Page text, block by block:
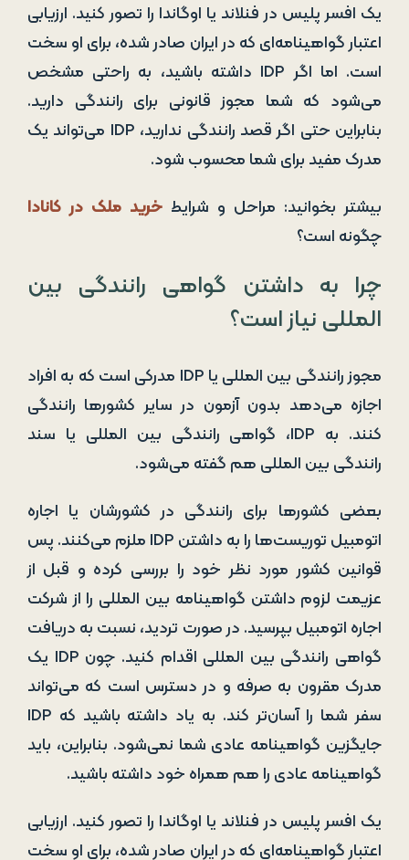
یک افسر پلیس در فنلاند یا اوگاندا را تصور کنید. ارزیابی
اعتبار گواهینامه‌ای که در ایران صادر شده، برای او سخت
است. اما اگر IDP داشته باشید، به راحتی مشخص
می‌شود که شما مجوز قانونی برای رانندگی دارید.
بنابراین حتی اگر قصد رانندگی ندارید، IDP می‌تواند یک
مدرک مفید برای شما محسوب شود.
بیشتر بخوانید: مراحل و شرایط خرید ملک در کانادا
چگونه است؟
چرا به داشتن گواهی رانندگی بین
المللی نیاز است؟
مجوز رانندگی بین المللی یا IDP مدرکی است که به افراد
اجازه می‌دهد بدون آزمون در سایر کشورها رانندگی
کنند. به IDP، گواهی رانندگی بین المللی یا سند
رانندگی بین المللی هم گفته می‌شود.
بعضی کشورها برای رانندگی در کشورشان یا اجاره
اتومبیل توریست‌ها را به داشتن IDP ملزم می‌کنند. پس
قوانین کشور مورد نظر خود را بررسی کرده و قبل از
عزیمت لزوم داشتن گواهینامه بین المللی را از شرکت‌
اجاره اتومبیل بپرسید. در صورت تردید، نسبت به دریافت
گواهی رانندگی بین المللی اقدام کنید. چون IDP یک
مدرک مقرون به صرفه و در دسترس است که می‌تواند
سفر شما را آسان‌تر کند. به یاد داشته باشید که IDP
جایگزین گواهینامه عادی شما نمی‌شود. بنابراین، باید
گواهینامه عادی را هم همراه خود داشته باشید.
یک افسر پلیس در فنلاند یا اوگاندا را تصور کنید. ارزیابی
اعتبار گواهینامه‌ای که در ایران صادر شده، برای او سخت